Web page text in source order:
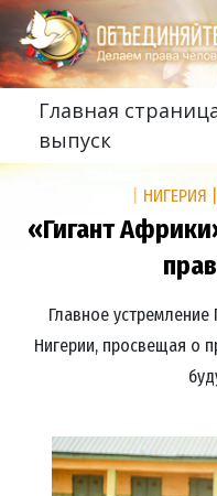
Главная
выпуск
НИГЕРИЯ
«Гигант
Главное
Нигерии, просвещая о